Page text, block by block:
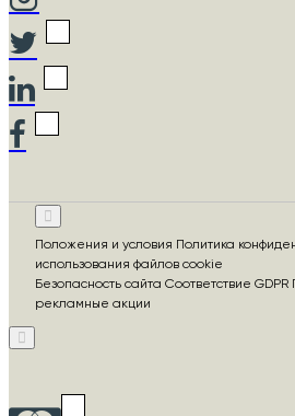
Положения и условия Политика
использования файлов cookie
Безопасность сайта Соответствие
рекламные акции